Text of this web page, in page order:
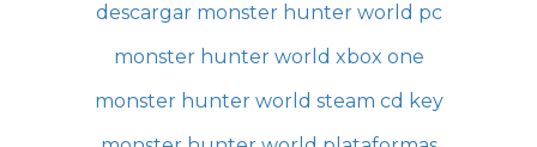
descargar monster hunter world pc
monster hunter world xbox one
monster hunter world steam cd key